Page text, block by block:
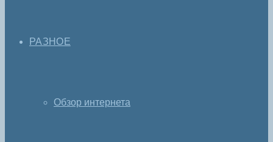
РАЗНОЕ
Обзор интернета